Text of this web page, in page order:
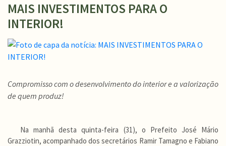
MAIS INVESTIMENTOS PARA O
INTERIOR!
Compromisso com o desenvolvimento do interior e a valorização
de quem produz!
Na manhã desta quinta-feira (31), o Prefeito José Mário
Grazziotin, acompanhado dos secretários Ramir Tamagno e Fabiano